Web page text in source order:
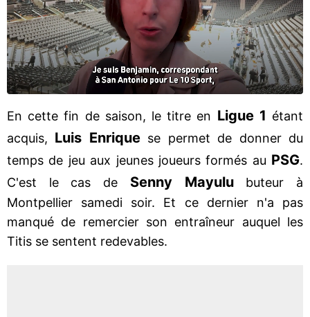
En cette fin de saison, le titre en Ligue 1 étant
acquis, Luis Enriquese permet de donner du
temps de jeu aux jeunes joueurs formés au PSG.
C'est le cas de Senny Mayulubuteur à
Montpellier samedi soir. Et ce dernier n'a pas
manqué de remercier son entraîneur auquel les
Titis se sentent redevables.